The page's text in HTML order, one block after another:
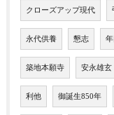
クローズアップ現代
永代供養 懇志 年
築地本願寺 安永雄玄
利他 御誕生850年